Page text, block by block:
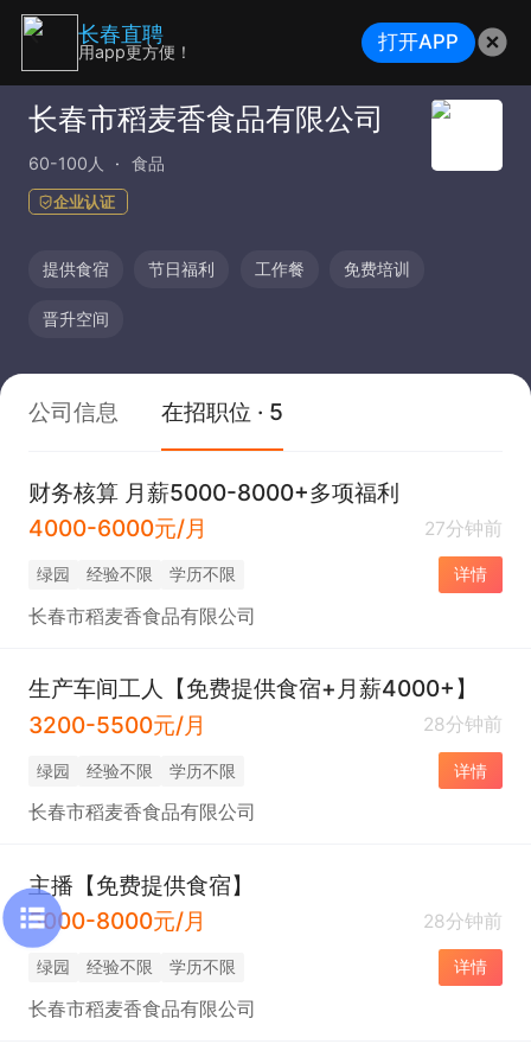
长春市稻麦香食品有限公司
60-100人 食品
企业认证
提供食宿 节日福利 工作餐 免费培训
晋升空间
公司信息 在招职位 · 5
财务核算 月薪5000-8000+多项福利
4000-6000元/月
27分钟前
绿园 经验不限 学历不限 详情
长春市稻麦香食品有限公司
生产车间工人【免费提供食宿+月薪4000+】
3200-5500元/月
28分钟前
绿园 经验不限 学历不限 详情
长春市稻麦香食品有限公司
主播【免费提供食宿】
5000-8000元/月
28分钟前
绿园 经验不限 学历不限 详情
长春市稻麦香食品有限公司
长春直聘
用app更方便！ 打开APP